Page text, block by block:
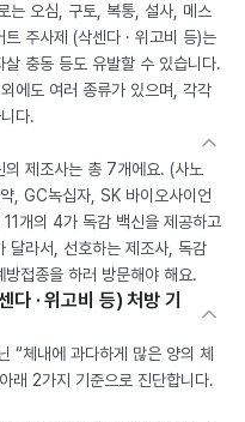
는 오심, 구토, 복통, 설사, 메스
주사제 (삭센다 · 위고비 등)는
충동 등도 유발할 수 있습니다.
에도 여러 종류가 있으며, 각각
다.
의 제조사는 총 7개에요. (사노
, GC녹십자, SK 바이오사이언
개의 4가 독감 백신을 제공하고
달라서, 선호하는 제조사, 독감
접종을 하러 방문해야 해요.
다 · 위고비 등) 처방 기
“체내에 과다하게 많은 양의 체
래 2가지 기준으로 진단합니다.